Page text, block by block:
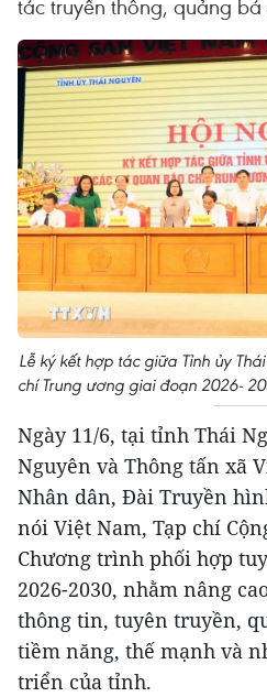
tác truyền thông, quảng
Lễ ký kết hợp tác giữa Tỉnh ủy
chí Trung ương giai đoạn 2026-
Ngày 11/6, tại tỉnh Thái
Nguyên và Thông tấn xã
Nhân dân, Đài Truyền
nói Việt Nam, Tạp chí
Chương trình phối hợp
2026-2030, nhằm nâng
thông tin, tuyên truyền,
tiềm năng, thế mạnh và
triển của tỉnh.